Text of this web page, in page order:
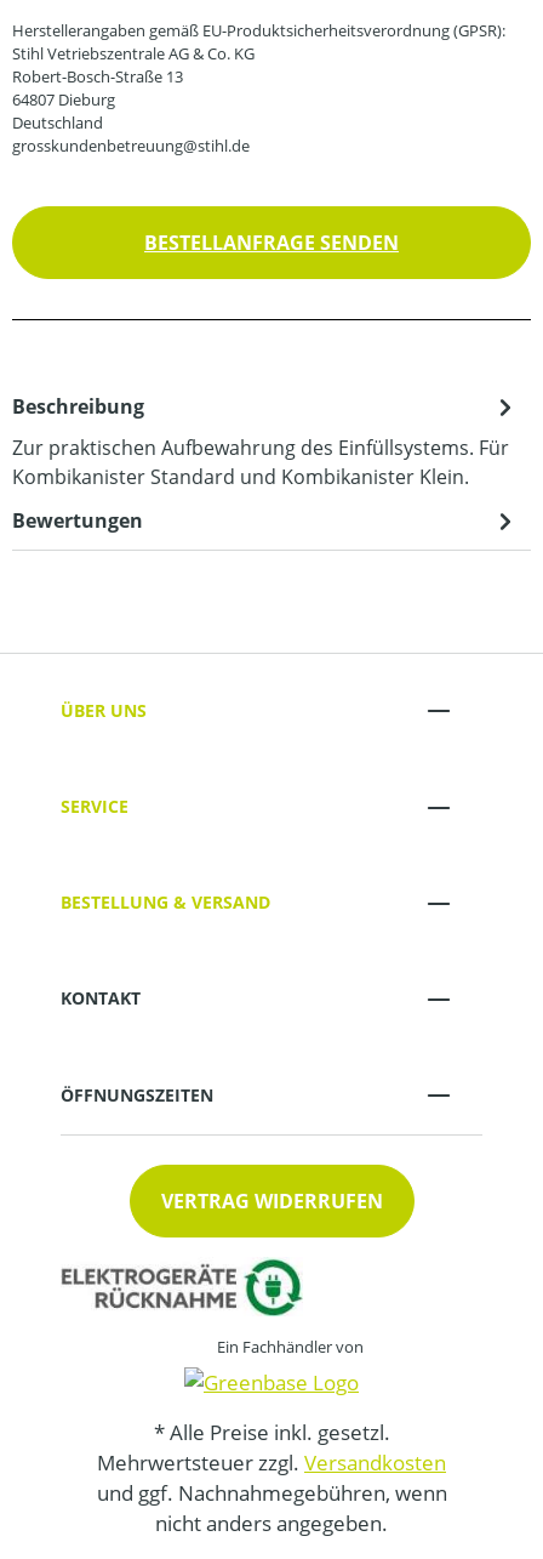
Herstellerangaben gemäß EU-Produktsicherheitsverordnung (GPSR):
Stihl Vetriebszentrale AG & Co. KG
Robert-Bosch-Straße 13
64807 Dieburg
Deutschland
grosskundenbetreuung@stihl.de
BESTELLANFRAGE SENDEN
Beschreibung
Zur praktischen Aufbewahrung des Einfüllsystems. Für
Kombikanister Standard und Kombikanister Klein.
Bewertungen
ÜBER UNS
SERVICE
BESTELLUNG & VERSAND
KONTAKT
ÖFFNUNGSZEITEN
VERTRAG WIDERRUFEN
Ein Fachhändler von
* Alle Preise inkl. gesetzl.
Mehrwertsteuer zzgl. Versandkosten
und ggf. Nachnahmegebühren, wenn
nicht anders angegeben.